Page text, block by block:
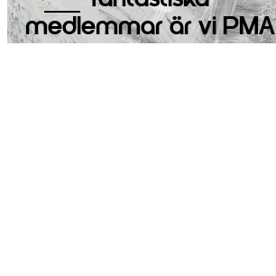
medlemmarär vi PMA